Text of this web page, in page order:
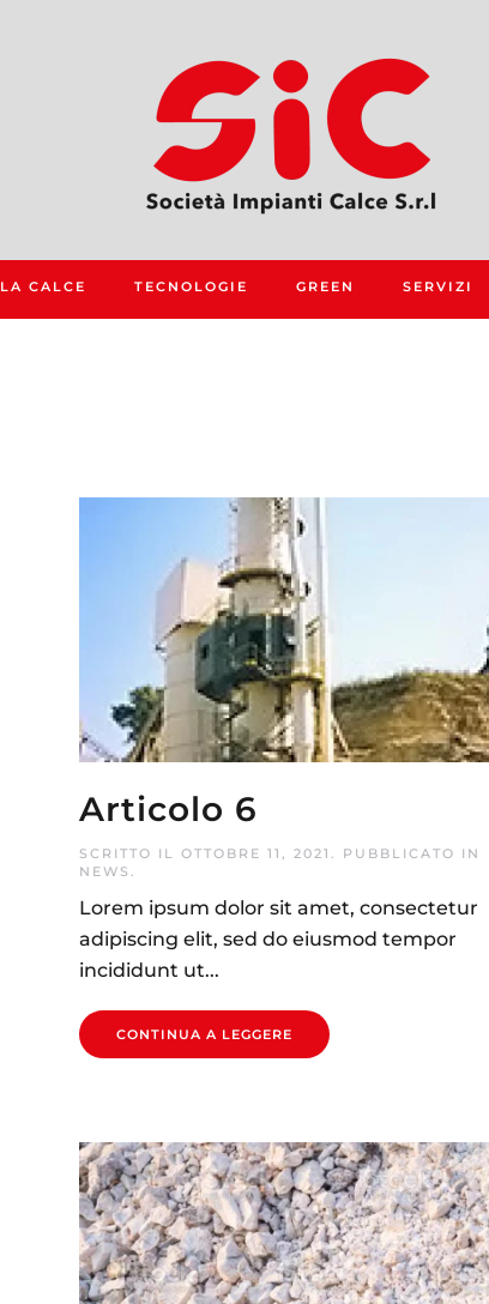
LA CALCE TECNOLOGIE GREEN SERVIZI
Articolo 6
SCRITTO ILOTTOBRE 11, 2021. PUBBLICATO IN
NEWS.
Lorem ipsum dolor sit amet, consectetur
adipiscing elit, sed do eiusmod tempor
incididunt ut...
CONTINUA A LEGGERE